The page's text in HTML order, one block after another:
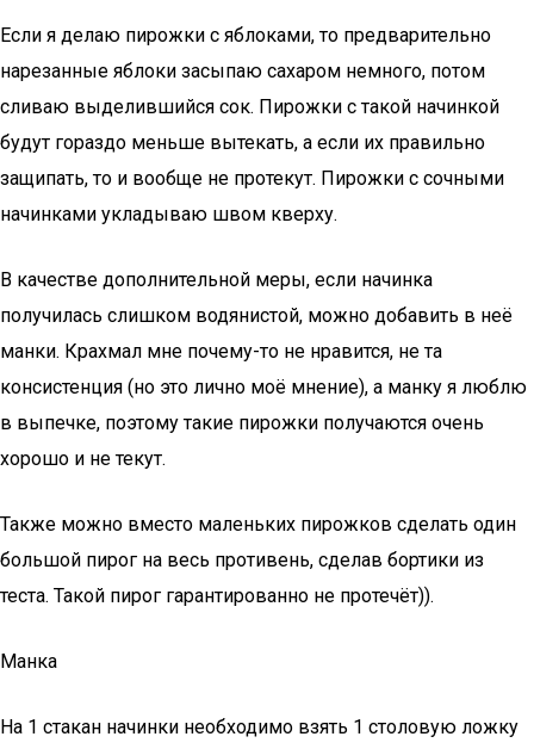
Если я делаю пирожки с яблоками, то предварительно
нарезанные яблоки засыпаю сахаром немного, потом
сливаю выделившийся сок. Пирожки с такой начинкой
будут гораздо меньше вытекать, а если их правильно
защипать, то и вообще не протекут. Пирожки с сочными
начинками укладываю швом кверху.
В качестве дополнительной меры, если начинка
получилась слишком водянистой, можно добавить в неё
манки. Крахмал мне почему-то не нравится, не та
консистенция (но это лично моё мнение), а манку я люблю
в выпечке, поэтому такие пирожки получаются очень
хорошо и не текут.
Также можно вместо маленьких пирожков сделать один
большой пирог на весь противень, сделав бортики из
теста. Такой пирог гарантированно не протечёт)).
Манка
На 1 стакан начинки необходимо взять 1 столовую ложку